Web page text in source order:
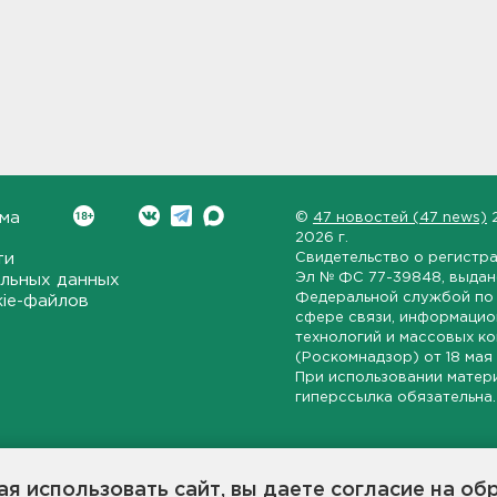
использовать сайт, вы даете согласие на
данных
файлов
© 47 новостей (47 news)
2026 г.
Свидетельство о
Эл № ФС 77-39848 ,
Федеральной службой по
сфере связи,
технологий и массовых
(Роскомнадзор) от 18 мая
При использовании
гиперссылка обязательна.
области, экономической и инвестиционной активности в